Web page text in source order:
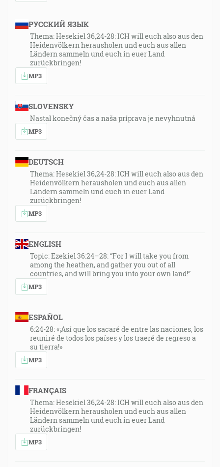
РУССКИЙ ЯЗЫК
Thema: Hesekiel 36,24-28: ICH will euch also aus den
Heidenvölkern herausholen und euch aus allen
Ländern sammeln und euch in euer Land
zurückbringen!
MP3
SLOVENSKY
Nastal konečný čas a naša príprava je nevyhnutná
MP3
DEUTSCH
Thema: Hesekiel 36,24-28: ICH will euch also aus den
Heidenvölkern herausholen und euch aus allen
Ländern sammeln und euch in euer Land
zurückbringen!
MP3
ENGLISH
Topic: Ezekiel 36:24–28: “For I will take you from
among the heathen, and gather you out of all
countries, and will bring you into your own land!”
MP3
ESPAÑOL
6:24-28: «¡Así que los sacaré de entre las naciones, los
reuniré de todos los países y los traeré de regreso a
su tierra!»
MP3
FRANÇAIS
Thema: Hesekiel 36,24-28: ICH will euch also aus den
Heidenvölkern herausholen und euch aus allen
Ländern sammeln und euch in euer Land
zurückbringen!
MP3